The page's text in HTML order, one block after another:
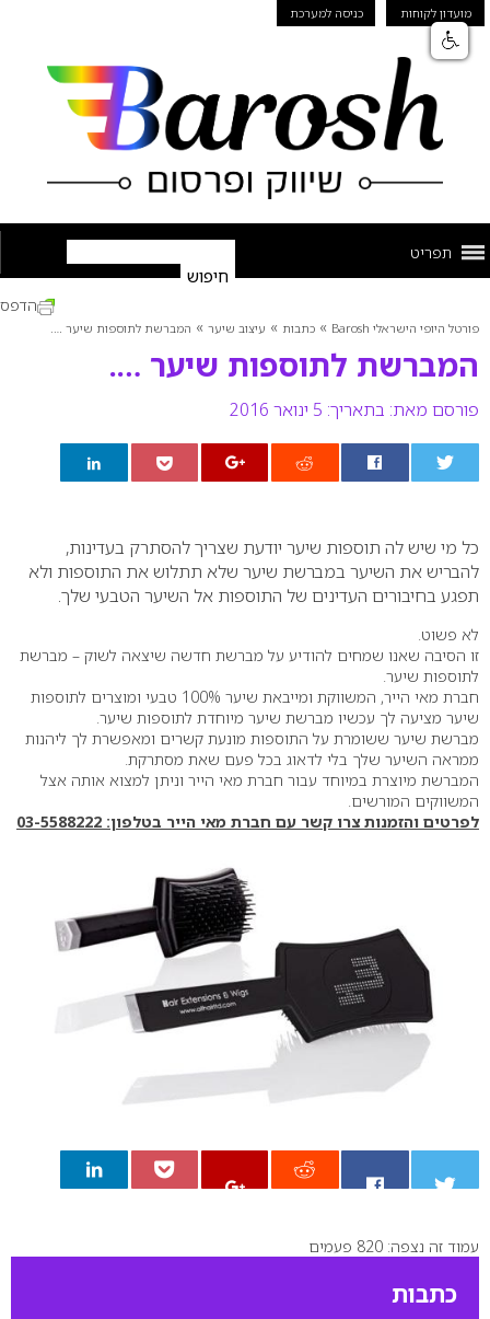
מועדון לקוחות כניסה למערכת
תפריט
פורטל היופי הישראלי Barosh » כתבות » עיצוב שיער » המברשת לתוספות שיער ….
המברשת לתוספות שיער ….
פורסם מאת: בתאריך: 5 ינואר 2016
הדפס
כל מי שיש לה תוספות שיער יודעת שצריך להסתרק בעדינות,
להבריש את השיער במברשת שיער שלא תתלוש את התוספות ולא
תפגע בחיבורים העדינים של התוספות אל השיער הטבעי שלך.
לא פשוט.
זו הסיבה שאנו שמחים להודיע על מברשת חדשה שיצאה לשוק – מברשת
לתוספות שיער.
חברת מאי הייר, המשווקת ומייבאת שיער 100% טבעי ומוצרים לתוספות
שיער מציעה לך עכשיו מברשת שיער מיוחדת לתוספות שיער.
מברשת שיער ששומרת על התוספות מונעת קשרים ומאפשרת לך ליהנות
ממראה השיער שלך בלי לדאוג בכל פעם שאת מסתרקת.
המברשת מיוצרת במיוחד עבור חברת מאי הייר וניתן למצוא אותה אצל
המשווקים המורשים.
לפרטים והזמנות צרו קשר עם חברת מאי הייר בטלפון: 03-5588222
0
עמוד זה נצפה: 820 פעמים
כתבות